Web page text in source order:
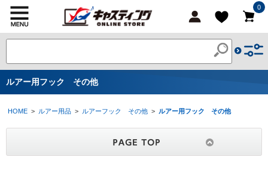
0
ルアー用フック その他
HOME > ルアー用品 > ルアーフック その他 > ルアー用フック その他